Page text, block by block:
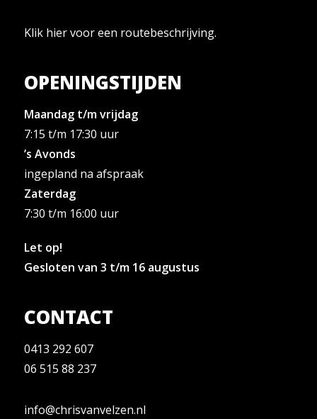
Klik hiervoor een routebeschrijving.
OPENINGSTIJDEN
Maandag t/m vrijdag
7:15 t/m 17:30 uur
’s Avonds
ingepland na afspraak
Zaterdag
7:30 t/m 16:00 uur
Let op!
Gesloten van 3 t/m 16 augustus
CONTACT
0413 292 607
06 515 88 237
info@chrisvanvelzen.nl